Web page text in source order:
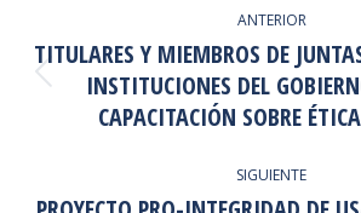
ENTRE
PUBLICACIONES
ANTERIOR
Publicación
anterior:
TITULARES Y MIEMBROS DE
INSTITUCIONES DEL
CAPACITACIÓN SOBRE
SIGUIENTE